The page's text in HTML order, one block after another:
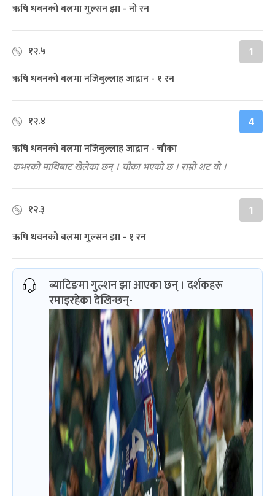
ऋषि धवनको बलमा गुल्सन झा - नो रन
१२.५ 1
ऋषि धवनको बलमा नजिबुल्लाह जाद्रान - १ रन
१२.४ 4
ऋषि धवनको बलमा नजिबुल्लाह जाद्रान - चौका
कभरको माथिबाट खेलेका छन् । चौका भएको छ । राम्रो शट यो ।
१२.३ 1
ऋषि धवनको बलमा गुल्सन झा - १ रन
ब्याटिङमा गुल्शन झा आएका छन् । दर्शकहरू
रमाइरहेका देखिन्छन्-